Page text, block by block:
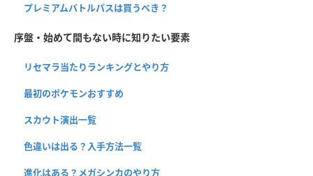
プレミアムバトルパスは買うべき？
序盤・始めて間もない時に知りたい要素
リセマラ当たりランキングとやり方
最初のポケモンおすすめ
スカウト演出一覧
色違いは出る？入手方法一覧
進化はある？メガシンカのやり方